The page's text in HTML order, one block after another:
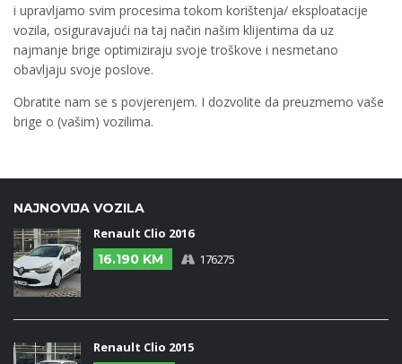
i upravljamo svim procesima tokom korištenja/ eksploatacije
vozila, osiguravajući na taj način našim klijentima da uz
najmanje brige optimiziraju svoje troškove i nesmetano
obavljaju svoje poslove.
Obratite nam se s povjerenjem. I dozvolite da preuzmemo vaše
brige o (vašim) vozilima.
NAJNOVIJA VOZILA
Renault Clio 2016
16.190 KM
176275
Renault Clio 2015